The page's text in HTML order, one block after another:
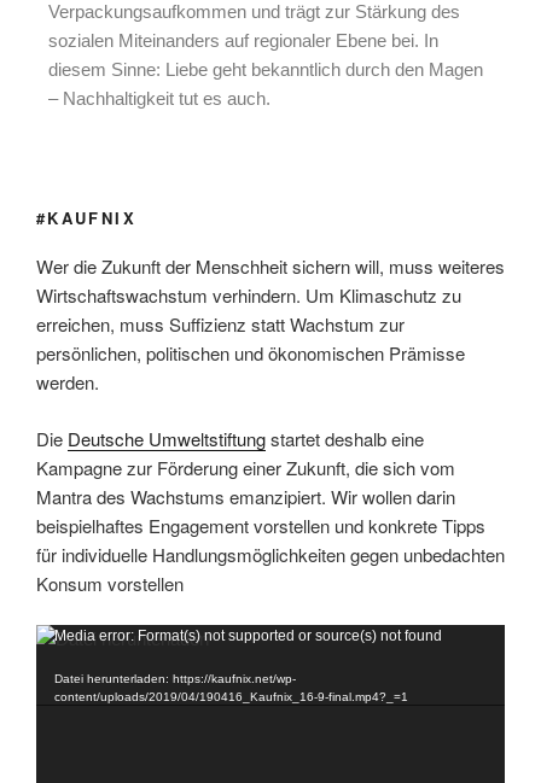
Verpackungsaufkommen und trägt zur Stärkung des
sozialen Miteinanders auf regionaler Ebene bei. In
diesem Sinne: Liebe geht bekanntlich durch den Magen
– Nachhaltigkeit tut es auch.
#KAUFNIX
Wer die Zukunft der Menschheit sichern will, muss weiteres
Wirtschaftswachstum verhindern. Um Klimaschutz zu
erreichen, muss Suffizienz statt Wachstum zur
persönlichen, politischen und ökonomischen Prämisse
werden.
Die Deutsche Umweltstiftungstartet deshalb eine
Kampagne zur Förderung einer Zukunft, die sich vom
Mantra des Wachstums emanzipiert. Wir wollen darin
beispielhaftes Engagement vorstellen und konkrete Tipps
für individuelle Handlungsmöglichkeiten gegen unbedachten
Konsum vorstellen
Video-
Media error: Format(s) not supported or source(s) not found
Datei herunterladen: https://kaufnix.net/wp-
content/uploads/2019/04/190416_Kaufnix_16-9-final.mp4?_=1